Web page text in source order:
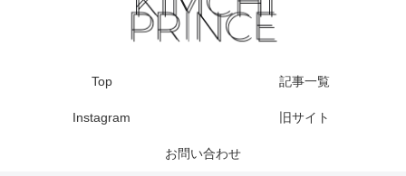
Top 記事一覧
Instagram 旧サイト
お問い合わせ